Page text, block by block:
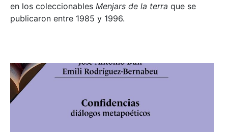
en los coleccionables Menjars de la terra que se
publicaron entre 1985 y 1996.